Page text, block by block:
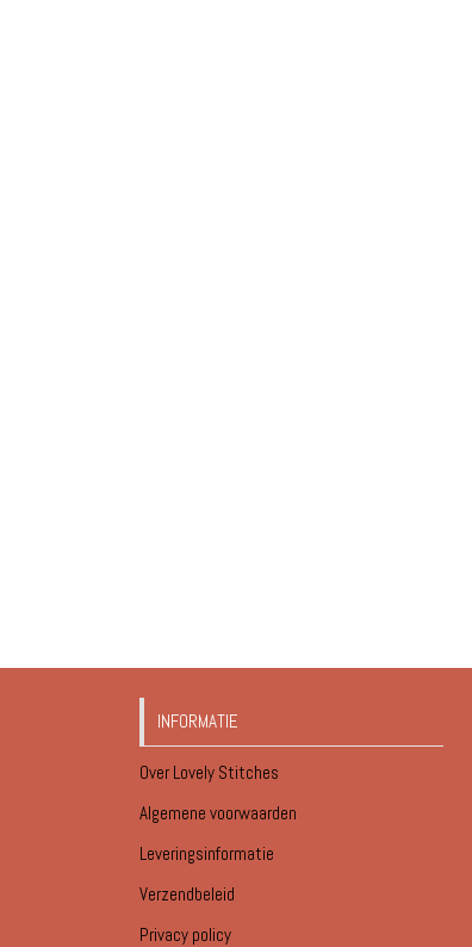
INFORMATIE
Over Lovely Stitches
Algemene voorwaarden
Leveringsinformatie
Verzendbeleid
Privacy policy